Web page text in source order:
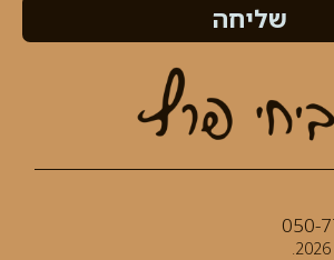
שליחה
050-